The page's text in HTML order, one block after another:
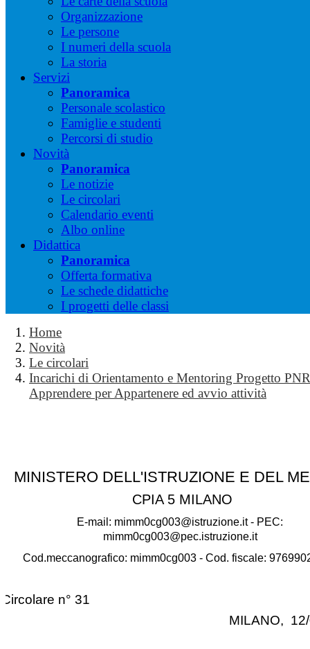
Organizzazione
Le persone
I numeri della scuola
La storia
Servizi
Panoramica
Personale scolastico
Famiglie e studenti
Percorsi di studio
Novità
Panoramica
Le notizie
Le circolari
Calendario eventi
Albo online
Didattica
Panoramica
Offerta formativa
Le schede didattiche
I progetti delle classi
Home
Novità
Le circolari
Incarichi di Orientamento e Mentoring Progetto
Apprendere per Appartenere ed avvio attività
MINISTERO DELL'ISTRUZIONE E DEL
CPIA 5 MILANO
E-mail: mimm0cg003@istruzione.it - PEC:
mimm0cg003@pec.istruzione.it
Cod.meccanografico: mimm0cg003 - Cod. fiscale:
Circolare n° 31
MILANO,